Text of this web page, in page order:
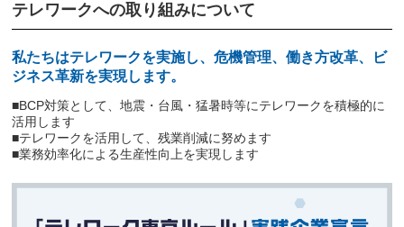
テレワークへの取り組みについて
私たちはテレワークを実施し、危機管理、働き方改革、ビ
ジネス革新を実現します。
■BCP対策として、地震・台風・猛暑時等にテレワークを積極的に
活用します
■テレワークを活用して、残業削減に努めます
■業務効率化による生産性向上を実現します